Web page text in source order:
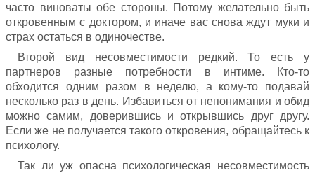
часто виноваты обе стороны. Потому желательно быть
откровенным с доктором, и иначе вас снова ждут муки и
страх остаться в одиночестве.
Второй вид несовместимости редкий. То есть у
партнеров разные потребности в интиме. Кто-то
обходится одним разом в неделю, а кому-то подавай
несколько раз в день. Избавиться от непонимания и обид
можно самим, доверившись и открывшись друг другу.
Если же не получается такого откровения, обращайтесь к
психологу.
Так ли уж опасна психологическая несовместимость